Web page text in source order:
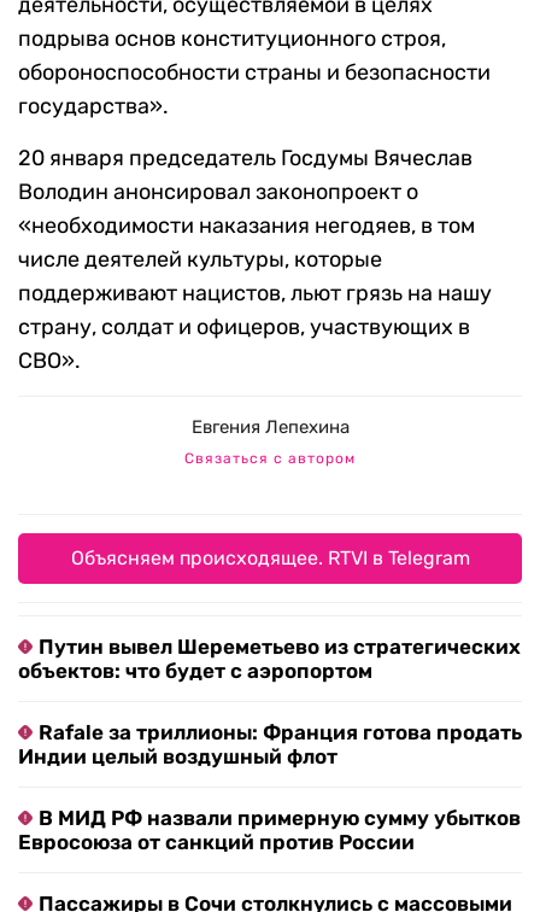
подрыва основ конституционного строя,
обороноспособности страны и безопасности
государства».
20 января председатель Госдумы Вячеслав
Володин анонсировал законопроект о
«необходимости наказания негодяев, в том
числе деятелей культуры, которые
поддерживают нацистов, льют грязь на нашу
страну, солдат и офицеров, участвующих в
СВО».
Евгения Лепехина
Связаться с автором
Объясняем происходящее. RTVI в Telegram
Путин вывел Шереметьево из стратегических
объектов: что будет с аэропортом
Rafale за триллионы: Франция готова продать
Индии целый воздушный флот
В МИД РФ назвали примерную сумму убытков
Евросоюза от санкций против России
Пассажиры в Сочи столкнулись с массовыми